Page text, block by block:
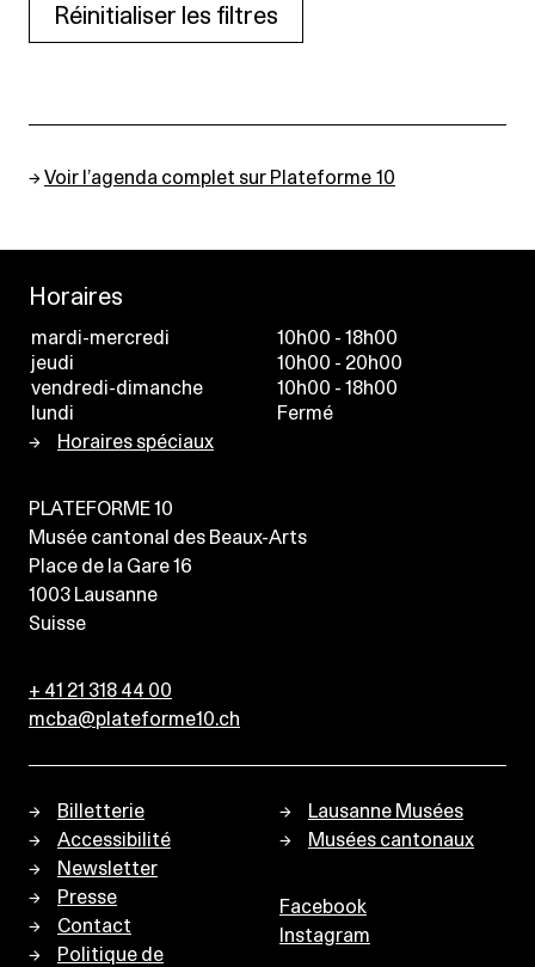
Réinitialiser les filtres
→Voir l’agenda complet sur Plateforme 10
Horaires
mardi-mercredi
10h00 - 18h00
jeudi
10h00 - 20h00
vendredi-dimanche
10h00 - 18h00
lundi
Fermé
Horaires spéciaux
PLATEFORME 10
Musée cantonal des Beaux-Arts
Place de la Gare 16
1003 Lausanne
Suisse
+ 41 21 318 44 00
mcba@plateforme10.ch
Billetterie
Accessibilité
Newsletter
Presse
Contact
Politique de
Lausanne Musées
Musées cantonaux
Facebook
Instagram